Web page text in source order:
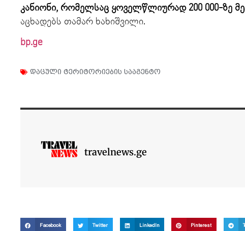
კანიონი, რომელსაც ყოველწლიურად 200 000-ზე
აცხადებს თამარ ხახიშვილი.
bp.ge
დაცული ტერიტორიების სააგენტო
travelnews.ge
Facebook Twitter LinkedIn Pinterest